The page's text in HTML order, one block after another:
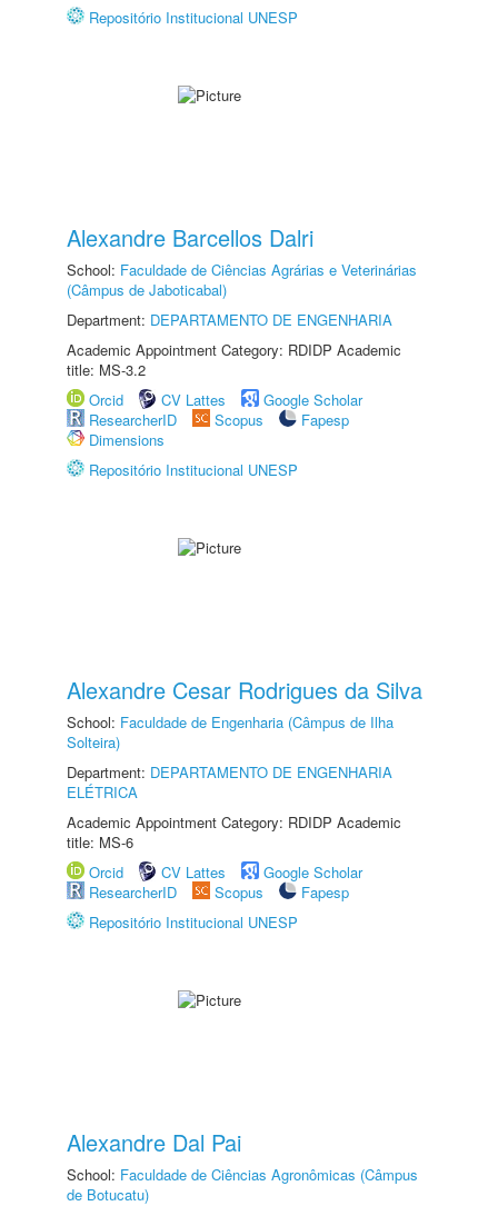
Repositório Institucional UNESP
Alexandre Barcellos Dalri
School: Faculdade de Ciências Agrárias e Veterinárias
(Câmpus de Jaboticabal)
Department: DEPARTAMENTO DE ENGENHARIA
Academic Appointment Category: RDIDP Academic
title: MS-3.2
Orcid
CV Lattes
Google Scholar
ResearcherID
Scopus
Fapesp
Dimensions
Repositório Institucional UNESP
Alexandre Cesar Rodrigues da Silva
School: Faculdade de Engenharia (Câmpus de Ilha
Solteira)
Department: DEPARTAMENTO DE ENGENHARIA
ELÉTRICA
Academic Appointment Category: RDIDP Academic
title: MS-6
Orcid
CV Lattes
Google Scholar
ResearcherID
Scopus
Fapesp
Repositório Institucional UNESP
Alexandre Dal Pai
School: Faculdade de Ciências Agronômicas (Câmpus
de Botucatu)